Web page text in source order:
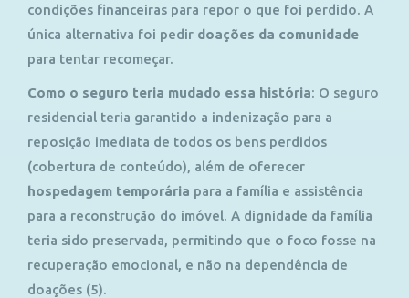
condições financeiras para repor o que foi perdido. A
única alternativa foi pedir doações da comunidade
para tentar recomeçar.
Como o seguro teria mudado essa história: O seguro
residencial teria garantido a indenização para a
reposição imediata de todos os bens perdidos
(cobertura de conteúdo), além de oferecer
hospedagem temporária para a família e assistência
para a reconstrução do imóvel. A dignidade da família
teria sido preservada, permitindo que o foco fosse na
recuperação emocional, e não na dependência de
doações (5).